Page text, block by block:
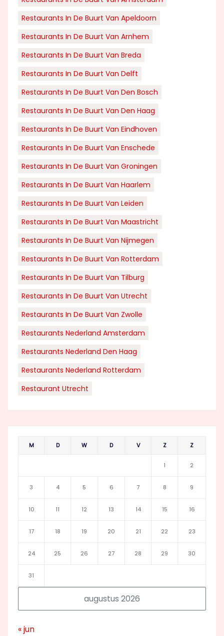
Restaurants In De Buurt Van Apeldoorn
Restaurants In De Buurt Van Arnhem
Restaurants In De Buurt Van Breda
Restaurants In De Buurt Van Delft
Restaurants In De Buurt Van Den Bosch
Restaurants In De Buurt Van Den Haag
Restaurants In De Buurt Van Eindhoven
Restaurants In De Buurt Van Enschede
Restaurants In De Buurt Van Groningen
Restaurants In De Buurt Van Haarlem
Restaurants In De Buurt Van Leiden
Restaurants In De Buurt Van Maastricht
Restaurants In De Buurt Van Nijmegen
Restaurants In De Buurt Van Rotterdam
Restaurants In De Buurt Van Tilburg
Restaurants In De Buurt Van Utrecht
Restaurants In De Buurt Van Zwolle
Restaurants Nederland Amsterdam
Restaurants Nederland Den Haag
Restaurants Nederland Rotterdam
Restaurant Utrecht
augustus 2026
M D W D V Z Z
1 2
3 4 5 6 7 8 9
10 11 12 13 14 15 16
17 18 19 20 21 22 23
24 25 26 27 28 29 30
31
« jun